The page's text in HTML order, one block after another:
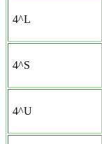
4^L
4^S
4^U